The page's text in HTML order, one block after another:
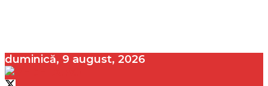
duminică, 9 august, 2026